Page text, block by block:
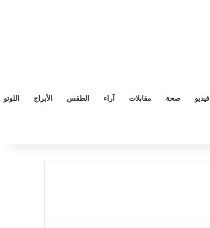
فيديو صحة مقابلات آراء الطقس الأبراج اللوتو